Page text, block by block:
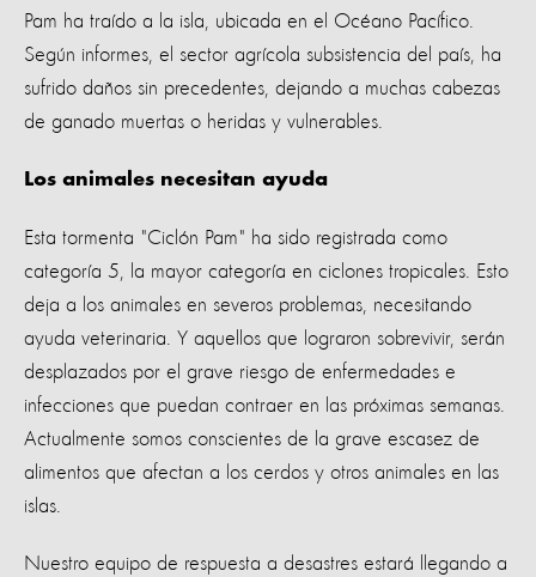
Pam ha traído a la isla, ubicada en el Océano Pacífico.
Según informes, el sector agrícola subsistencia del país, ha
sufrido daños sin precedentes, dejando a muchas cabezas
de ganado muertas o heridas y vulnerables.
Los animales necesitan ayuda
Esta tormenta "Ciclón Pam" ha sido registrada como
categoría 5, la mayor categoría en ciclones tropicales. Esto
deja a los animales en severos problemas, necesitando
ayuda veterinaria. Y aquellos que lograron sobrevivir, serán
desplazados por el grave riesgo de enfermedades e
infecciones que puedan contraer en las próximas semanas.
Actualmente somos conscientes de la grave escasez de
alimentos que afectan a los cerdos y otros animales en las
islas.
Nuestro equipo de respuesta a desastres estará llegando a